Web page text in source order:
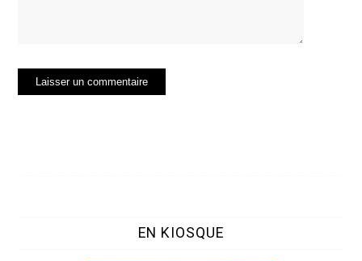
EN KIOSQUE